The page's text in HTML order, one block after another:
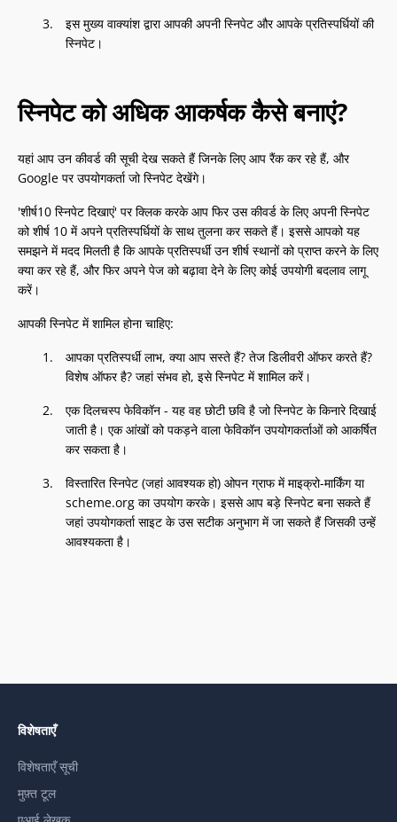
इस मुख्य वाक्यांश द्वारा आपकी अपनी स्निपेट और आपके प्रतिस्पर्धियों की
स्निपेट।
स्निपेट को अधिक आकर्षक कैसे बनाएं?
यहां आप उन कीवर्ड की सूची देख सकते हैं जिनके लिए आप रैंक कर रहे हैं, और
Google पर उपयोगकर्ता जो स्निपेट देखेंगे।
'शीर्ष10 स्निपेट दिखाएं' पर क्लिक करके आप फिर उस कीवर्ड के लिए अपनी स्निपेट
को शीर्ष 10 में अपने प्रतिस्पर्धियों के साथ तुलना कर सकते हैं। इससे आपको यह
समझने में मदद मिलती है कि आपके प्रतिस्पर्धी उन शीर्ष स्थानों को प्राप्त करने के लिए
क्या कर रहे हैं, और फिर अपने पेज को बढ़ावा देने के लिए कोई उपयोगी बदलाव लागू
करें।
आपकी स्निपेट में शामिल होना चाहिए:
आपका प्रतिस्पर्धी लाभ, क्या आप सस्ते हैं? तेज डिलीवरी ऑफर करते हैं?
विशेष ऑफर है? जहां संभव हो, इसे स्निपेट में शामिल करें।
एक दिलचस्प फेविकॉन - यह वह छोटी छवि है जो स्निपेट के किनारे दिखाई
जाती है। एक आंखों को पकड़ने वाला फेविकॉन उपयोगकर्ताओं को आकर्षित
कर सकता है।
विस्तारित स्निपेट (जहां आवश्यक हो) ओपन ग्राफ में माइक्रो-मार्किंग या
scheme.org का उपयोग करके। इससे आप बड़े स्निपेट बना सकते हैं
जहां उपयोगकर्ता साइट के उस सटीक अनुभाग में जा सकते हैं जिसकी उन्हें
आवश्यकता है।
विशेषताएँ
विशेषताएँ सूची
मुफ़्त टूल